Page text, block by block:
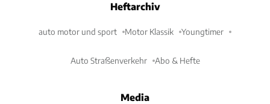
Heftarchiv
auto motor und sport Motor Klassik Youngtimer
Auto Straßenverkehr Abo & Hefte
Media